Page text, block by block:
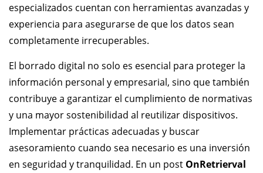
especializados cuentan con herramientas avanzadas y
experiencia para asegurarse de que los datos sean
completamente irrecuperables.
El borrado digital no solo es esencial para proteger la
información personal y empresarial, sino que también
contribuye a garantizar el cumplimiento de normativas
y una mayor sostenibilidad al reutilizar dispositivos.
Implementar prácticas adecuadas y buscar
asesoramiento cuando sea necesario es una inversión
en seguridad y tranquilidad. En un post OnRetrierval